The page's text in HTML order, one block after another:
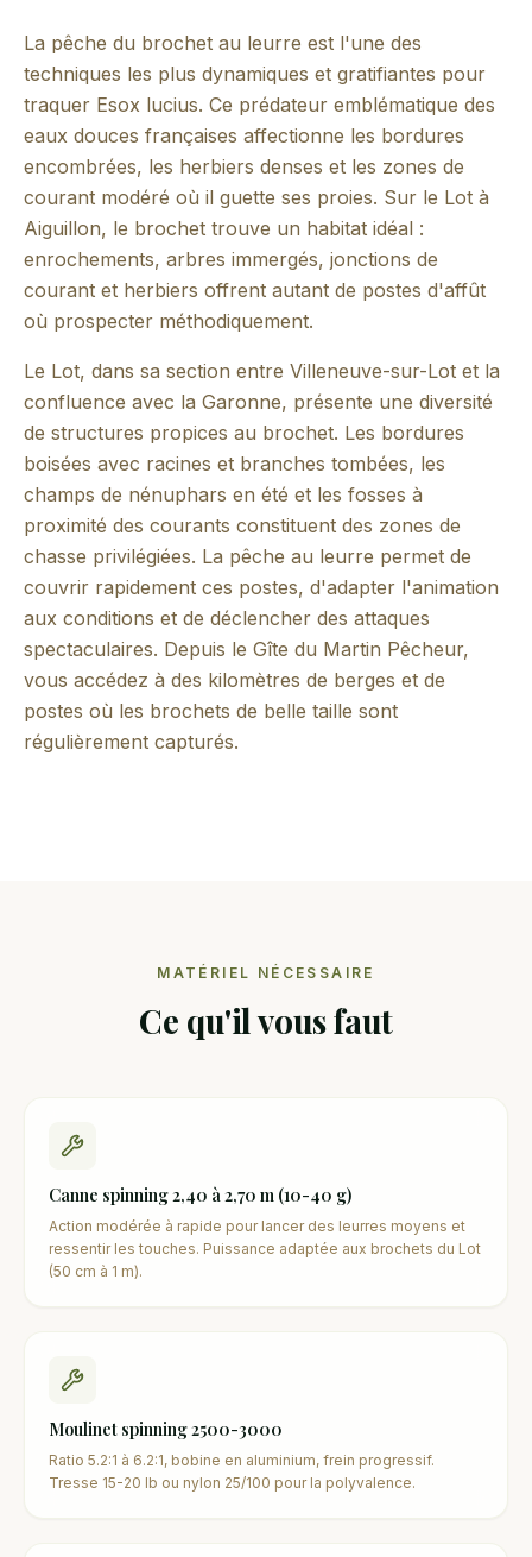
La pêche du brochet au leurre est l'une des
techniques les plus dynamiques et gratifiantes pour
traquer Esox lucius. Ce prédateur emblématique des
eaux douces françaises affectionne les bordures
encombrées, les herbiers denses et les zones de
courant modéré où il guette ses proies. Sur le Lot à
Aiguillon, le brochet trouve un habitat idéal :
enrochements, arbres immergés, jonctions de
courant et herbiers offrent autant de postes d'affût
où prospecter méthodiquement.
Le Lot, dans sa section entre Villeneuve-sur-Lot et la
confluence avec la Garonne, présente une diversité
de structures propices au brochet. Les bordures
boisées avec racines et branches tombées, les
champs de nénuphars en été et les fosses à
proximité des courants constituent des zones de
chasse privilégiées. La pêche au leurre permet de
couvrir rapidement ces postes, d'adapter l'animation
aux conditions et de déclencher des attaques
spectaculaires. Depuis le Gîte du Martin Pêcheur,
vous accédez à des kilomètres de berges et de
postes où les brochets de belle taille sont
régulièrement capturés.
MATÉRIEL NÉCESSAIRE
Ce qu'il vous faut
Canne spinning 2,40 à 2,70 m (10-40 g)
Action modérée à rapide pour lancer des leurres moyens et
ressentir les touches. Puissance adaptée aux brochets du Lot
(50 cm à 1 m).
Moulinet spinning 2500-3000
Ratio 5.2:1 à 6.2:1, bobine en aluminium, frein progressif.
Tresse 15-20 lb ou nylon 25/100 pour la polyvalence.